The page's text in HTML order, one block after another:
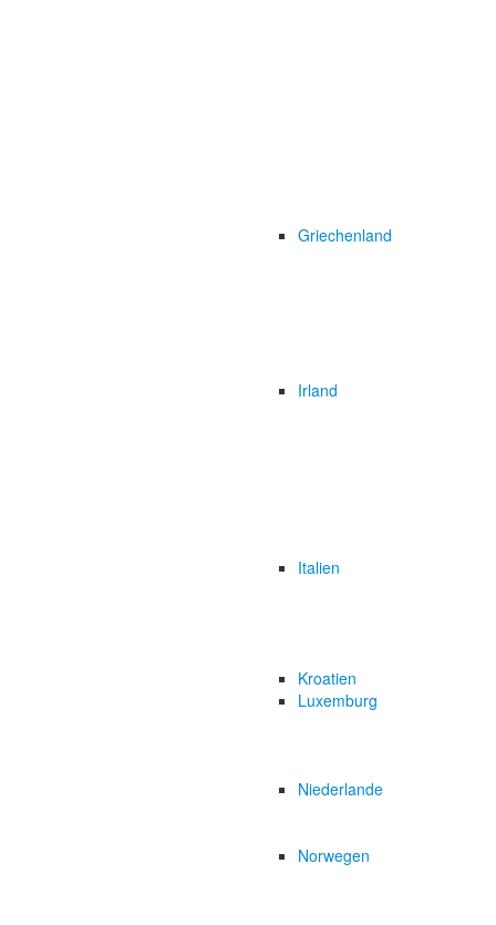
Griechenland
Irland
Italien
Kroatien
Luxemburg
Niederlande
Norwegen